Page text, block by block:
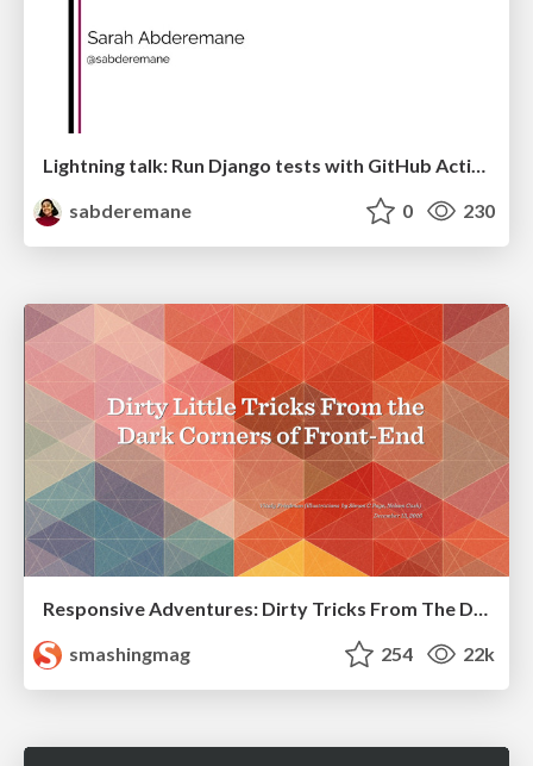
sabderemane
0 230
Responsive Adventures: Dirty Tricks From The Dark Corners of Front-End
smashingmag
254 22k